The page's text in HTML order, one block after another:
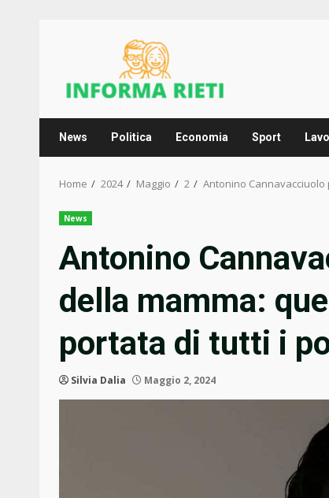
News Politica Economia Sport
Home 2024 Maggio 2 Antonino
News
Antonino
della mamma:
portata di tutti i
Silvia Dalia Maggio 2, 2024